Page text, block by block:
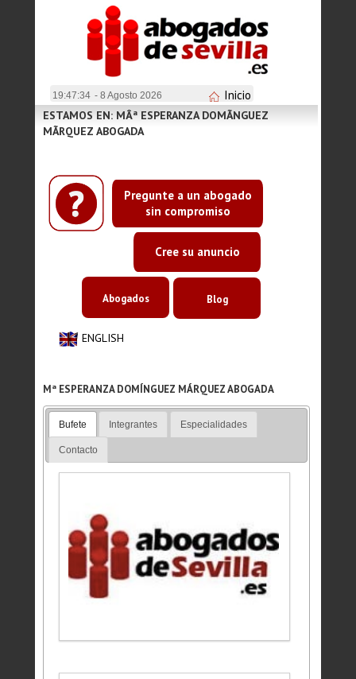
19:47:34 - 8 Agosto 2026 Inicio
Pregunte a un abogado
sin compromiso
Cree su anuncio
ESTAMOS EN: MÂª ESPERANZA DOMÃNGUEZ
MÃRQUEZ ABOGADA
ENGLISH
Abogados Blog
Mª ESPERANZA DOMÍNGUEZ MÁRQUEZ ABOGADA
Bufete Integrantes Especialidades
Contacto